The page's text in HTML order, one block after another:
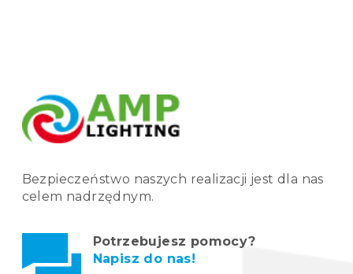
Bezpieczeństwo naszych realizacji jest dla nas
celem nadrzędnym.
Potrzebujesz pomocy?
Napisz do nas!